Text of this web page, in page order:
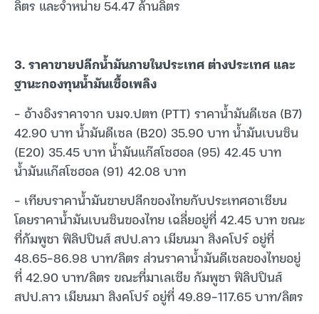
ลิตร และจำหน่าย 54.47 ล้านลิตร
3. ราคาขายปลีกน้ำมันภายในประเทศ ต่างประเทศ และ
ฐานะกองทุนน้ำมันเชื้อเพลิง
– อ้างอิงราคาจาก บมจ.ปตท (PTT) ราคาน้ำมันดีเซล (B7)
42.90 บาท น้ำมันดีเซล (B20) 35.90 บาท น้ำมันเบนซิน
(E20) 35.45 บาท น้ำมันแก๊สโซฮอล (95) 42.45 บาท
น้ำมันแก๊สโซฮอล (91) 42.08 บาท
– เทียบราคาน้ำมันขายปลีกของไทยกับประเทศอาเซียน
โดยราคาน้ำมันเบนซินของไทย เฉลี่ยอยู่ที่ 42.45 บาท ขณะ
ที่กัมพูชา ฟิลิปปินส์ สปป.ลาว เมียนมา สิงคโปร์ อยู่ที่
48.65-86.98 บาท/ลิตร ส่วนราคาน้ำมันดีเซลของไทยอยู่
ที่ 42.90 บาท/ลิตร ขณะที่มาเลเซีย กัมพูชา ฟิลิปปินส์
สปป.ลาว เมียนมา สิงคโปร์ อยู่ที่ 49.89-117.65 บาท/ลิตร